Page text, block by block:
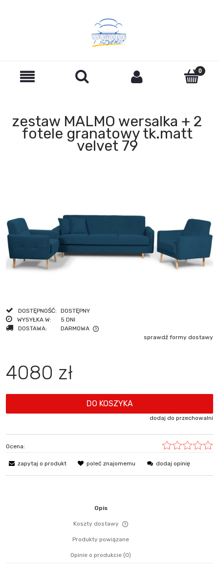
zestaw MALMO wersalka + 2
fotele granatowy tk.matt
velvet 79
DOSTĘPNOŚĆ:
DOSTĘPNY
WYSYŁKA W:
5 DNI
DOSTAWA:
DARMOWA
CENA NIE ZAWIERA EWENTUALNYCH KOSZTÓW PŁATNOŚCI
sprawdź formy dostawy
4080 zł
DO KOSZYKA
dodaj do przechowalni
Ocena:
zapytaj o produkt poleć znajomemu dodaj opinię
Opis
Koszty dostawy
Produkty powiązane
Opinie o produkcie (0)